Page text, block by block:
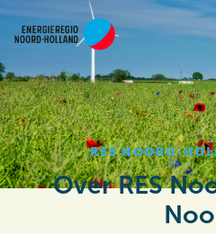
Main menu
RES NOORD-
Over RES